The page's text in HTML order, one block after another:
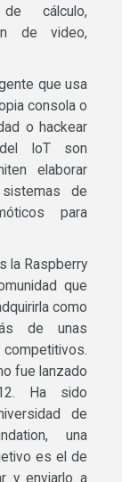
cálculo,
de video,
que usa
consola o
o hackear
IoT son
elaborar
de
para
la Raspberry
que
como
de unas
fue lanzado
Ha sido
de
una
es el de
y enviarlo a